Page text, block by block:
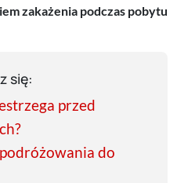
zakażenia podczas pobytu
się:
przed
do